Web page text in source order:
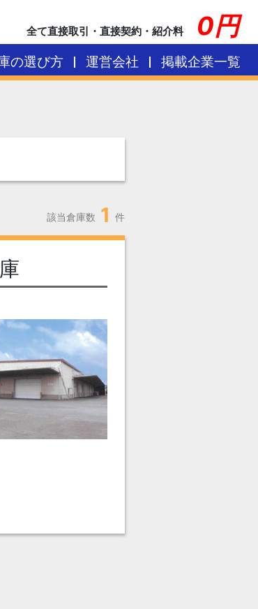
全て直接取引・直接契約・紹介料 0円
の選び方 運営会社 掲載企業一覧
該当倉庫数 1 件